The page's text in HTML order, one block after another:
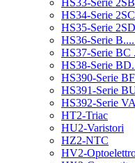
HS33-Serie
HS34-Serie
HS35-Serie
HS36-Serie
HS37-Serie BC
HS38-Serie
HS390-Serie
HS391-Serie
HS392-Serie
HT2-Triac
HU2-Varistori
HZ2-NTC
HV2-